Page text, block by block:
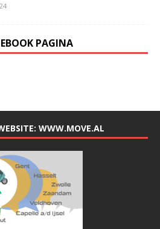
PAGINA
WWW.MOVE.AL